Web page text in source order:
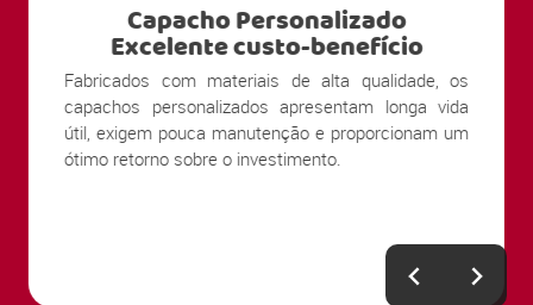
Capacho Personalizado
Excelente custo-benefício
Fabricados com materiais de alta qualidade, os
capachos personalizados apresentam longa vida
útil, exigem pouca manutenção e proporcionam um
ótimo retorno sobre o investimento.